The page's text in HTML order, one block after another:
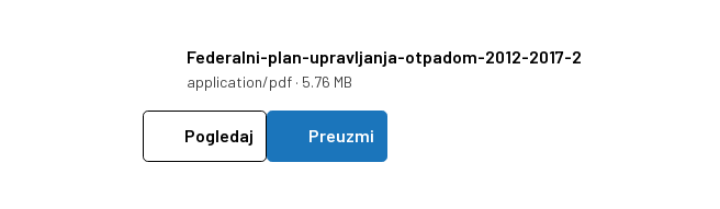
Federalni-plan-upravljanja-otpadom-2012-2017-2
application/pdf · 5.76 MB
Pogledaj Preuzmi